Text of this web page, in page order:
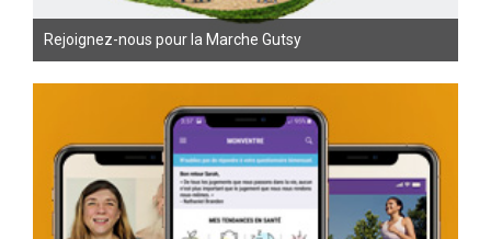
Rejoignez-nous pour la Marche Gutsy